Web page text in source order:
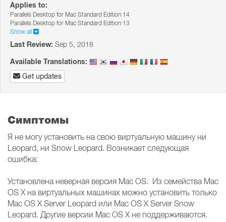
Applies to:
Parallels Desktop for Mac Standard Edition 14
Parallels Desktop for Mac Standard Edition 13
Show all
Last Review: Sep 5, 2018
Available Translations:
Get updates
Симптомы
Я не могу установить на свою виртуальную машину ни
Leopard, ни Snow Leopard. Возникает следующая
ошибка:
Установлена неверная версия Mac OS. Из семейства Mac
OS X на виртуальных машинах можно установить только
Mac OS X Server Leopard или Mac OS X Server Snow
Leopard. Другие версии Mac OS X не поддерживаются.